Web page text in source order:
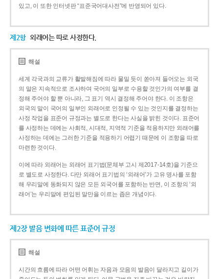
있고, 이 또한 인터넷판 “표준국어대사전”에 반영되어 있다.
제2항 외래어는 따로 사정한다.
해설
세계 각국과의 교류가 활발해짐에 따라 물밀 듯이 쏟아져 들어오는 외국
의 말은 지속적으로 조사하여 국어의 일부로 수용할 것인가의 여부를 결
정해 주어야 할 뿐 아니라, 그 표기 역시 결정해 주어야 한다. 이 조항은
외국의 말이 국어의 일부인 외래어로 인정될 수 있는 것인지를 결정하는
사정 작업을 표준어 규정과는 별도로 한다는 사실을 밝힌 것이다. 표준어
를 사정하는 데에는 사회적, 시대적, 지역적 기준을 적용하지만 외래어를
사정하는 데에는 그러한 기준을 적용하기 어렵기 때문에 이 조항을 따로
마련한 것이다.
이에 따라 외래어는 외래어 표기법(문체부 고시 제2017-14호)을 기준으
로 별도로 사정한다. 다만 외래어 표기법의 ‘외래어’가 고유 명사를 포함
해 우리말에 동화되지 않은 모든 외국어를 포함하는 반면, 이 조항의 ‘외
래어’는 우리말에 편입된 말만을 이르는 좁은 개념이다.
제2장 발음 변화에 따른 표준어 규정
해설
시간의 흐름에 따라 어떤 어휘는 자음과 모음의 발음이 달라지고 길이가